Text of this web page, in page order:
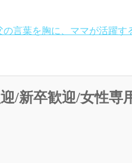
言葉を胸に、ママが活躍
/新卒歓迎/女性専